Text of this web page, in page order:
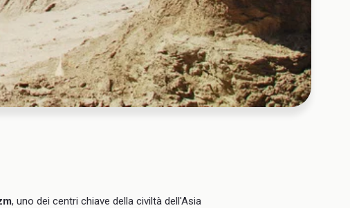
, uno dei centri chiave della civiltà dell'Asia